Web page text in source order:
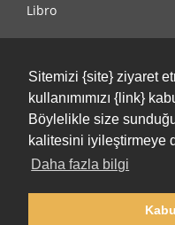
Sitemizi {site} ziyaret
kullanımımızı {link}
Böylelikle size
kalitesini iyileştirmeye
Daha fazla bilgi
Libro
Kullanım Koşulları
Bize ulaşın